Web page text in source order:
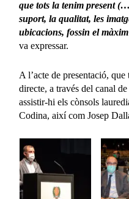
que tots la tenim present
suport, la qualitat, les
ubicacions, fossin el
va expressar.
A l’acte de presentació, que
directe, a través del canal
assistir-hi els cònsols
Codina, així com Josep